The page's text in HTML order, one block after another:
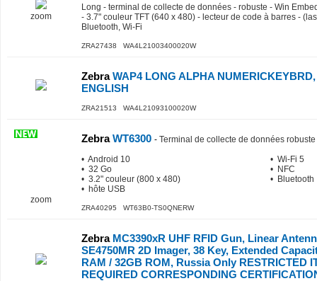
zoom
Long - terminal de collecte de données - robuste - Win
- 3.7" couleur TFT (640 x 480) - lecteur de code à barres -
Bluetooth, Wi-Fi
ZRA27438 WA4L21003400020W
ZebraWAP4 LONG ALPHA NUMERICKEYBRD,
ENGLISH
ZRA21513 WA4L21093100020W
zoom
ZebraWT6300 - Terminal de collecte de données robuste
• Android 10
• 32 Go
• 3.2" couleur (800 x 480)
• hôte USB
• Wi-Fi 5
• NFC
• Bluetooth
ZRA40295 WT63B0-TS0QNERW
ZebraMC3390xR UHF RFID Gun, Linear
SE4750MR 2D Imager, 38 Key, Extended
RAM / 32GB ROM, Russia Only RESTRICTED
REQUIRED CORRESPONDING